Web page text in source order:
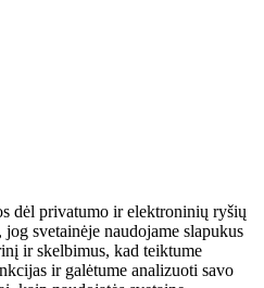
dėl privatumo ir elektroninių ryšių
svetainėje naudojame slapukus
ir skelbimus, kad teiktume
ir galėtume analizuoti savo